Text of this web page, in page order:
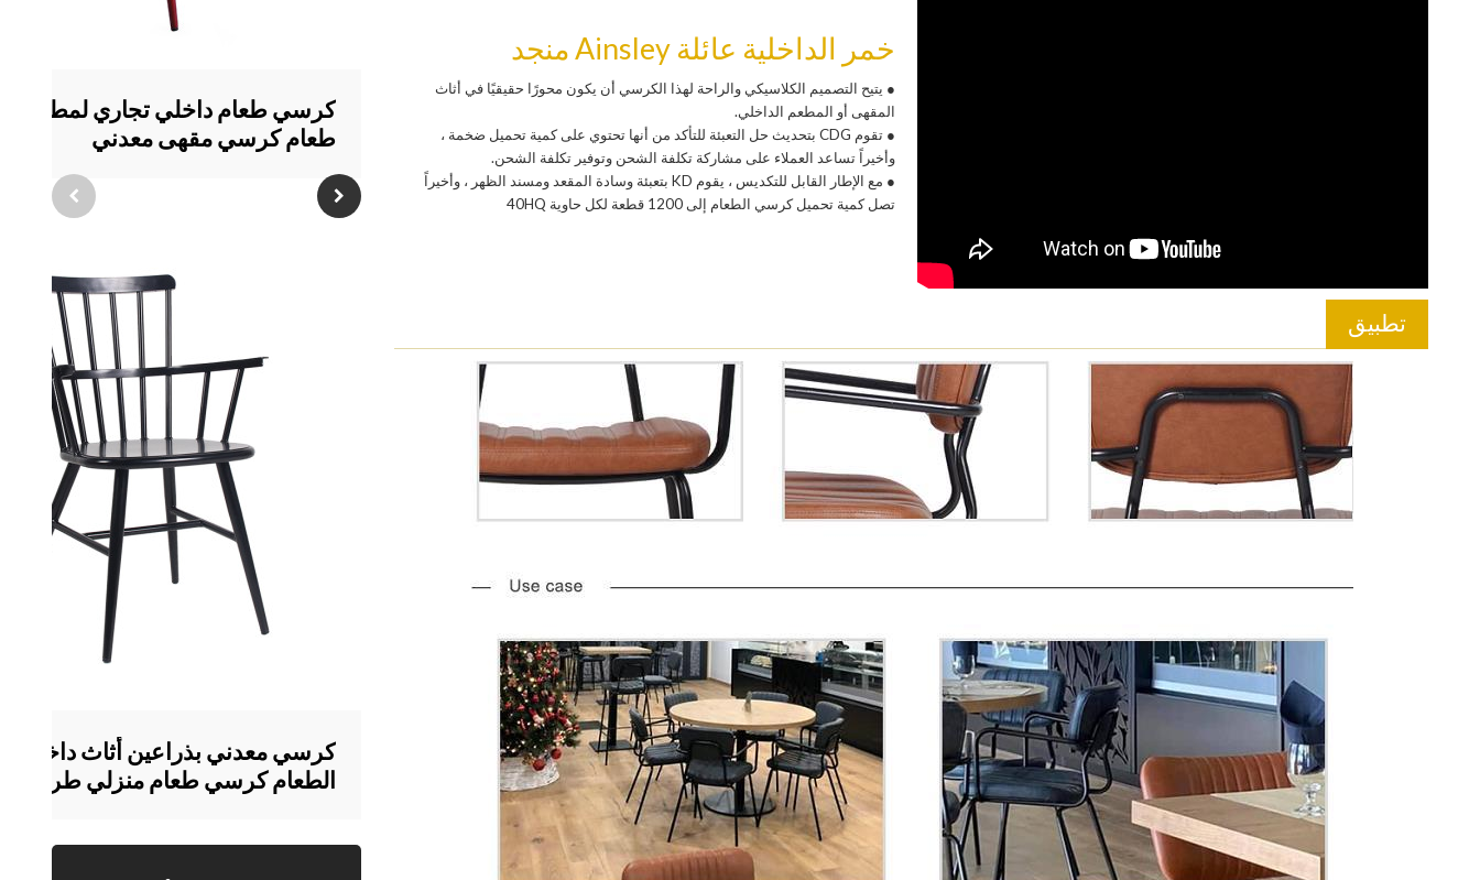
كرسي طعام داخلي تجاري لمطعم
طعام كرسي مقهى معدني
كرسي معدني بذراعين أثاث داخلي
الطعام كرسي طعام منزلي طراز
خمر الداخلية عائلة Ainsley منجد
● يتيح التصميم الكلاسيكي والراحة لهذا الكرسي أن يكون محورًا حقيقيًا في أثاث
المقهى أو المطعم الداخلي.
● تقوم CDG بتحديث حل التعبئة للتأكد من أنها تحتوي على كمية تحميل ضخمة ،
وأخيراً تساعد العملاء على مشاركة تكلفة الشحن وتوفير تكلفة الشحن.
● مع الإطار القابل للتكديس ، يقوم KD بتعبئة وسادة المقعد ومسند الظهر ، وأخيراً
تصل كمية تحميل كرسي الطعام إلى 1200 قطعة لكل حاوية 40HQ
تطبيق